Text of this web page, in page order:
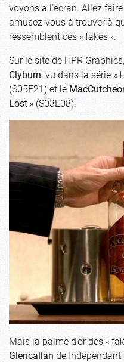
voyons à l’écran. Allez
amusez-vous à trouver à
ressemblent ces « fakes ».
Sur le site de HPR
Clyburn, vu dans la série «
(S05E21) et le
Lost» (S03E08).
Mais la palme d’or des «
Glencallande Independant